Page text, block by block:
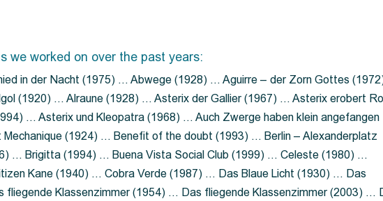
we worked on over the past years:
in der Nacht (1975) … Abwege (1928) … Aguirre – der Zorn Gottes
(1920) … Alraune (1928) … Asterix der Gallier (1967) … Asterix erobert
… Asterix und Kleopatra (1968) … Auch Zwerge haben klein angefangen
(1924) … Benefit of the doubt (1993) … Berlin – Alexanderplatz
… Brigitta (1994) … Buena Vista Social Club (1999) … Celeste (1980) …
Kane (1940) … Cobra Verde (1987) … Das Blaue Licht (1930) … Das
fliegende Klassenzimmer (1954) … Das fliegende Klassenzimmer (2003) …